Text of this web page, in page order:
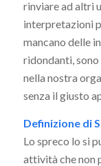
rinviare ad altri
interpretazioni
mancano delle
ridondanti,
nella nostra
senza il giusto
Definizione di
Lo spreco lo si
attività che non